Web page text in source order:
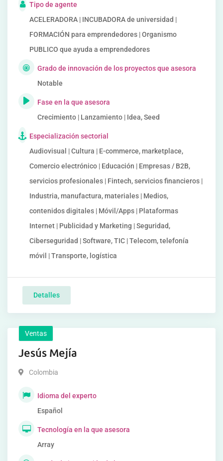
Tipo de agente
ACELERADORA | INCUBADORA de universidad |
FORMACIÓN para emprendedores | Organismo
PUBLICO que ayuda a emprendedores
Grado de innovación de los proyectos que asesora
Notable
Fase en la que asesora
Crecimiento | Lanzamiento | Idea, Seed
Especialización sectorial
Audiovisual | Cultura | E-commerce, marketplace,
Comercio electrónico | Educación | Empresas / B2B,
servicios profesionales | Fintech, servicios financieros |
Industria, manufactura, materiales | Medios,
contenidos digitales | Móvil/Apps | Plataformas
Internet | Publicidad y Marketing | Seguridad,
Ciberseguridad | Software, TIC | Telecom, telefonía
móvil | Transporte, logística
Detalles
Ventas
Jesús Mejía
Colombia
Idioma del experto
Español
Tecnología en la que asesora
Array